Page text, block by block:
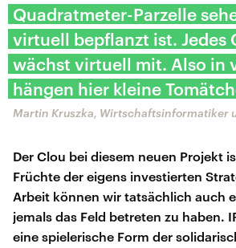
Quadratmeter-Parzelle
virtuell bepflanzt ist. Jedes
wächst virtuell mit. Also in
hängen hier kleine
Martin Kruszka, Wirtschaftsinformatiker
Der Clou bei diesem neuen Projekt
Früchte der eigens investierten
Arbeit können wir tatsächlich auch
jemals das Feld betreten zu haben.
eine spielerische Form der